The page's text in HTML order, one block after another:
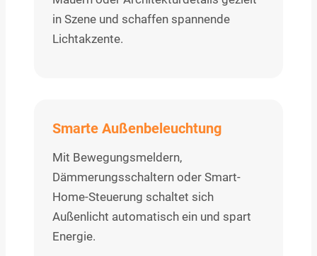
in Szene und schaffen spannende
Lichtakzente.
Smarte Außenbeleuchtung
Mit Bewegungsmeldern,
Dämmerungsschaltern oder Smart-
Home-Steuerung schaltet sich
Außenlicht automatisch ein und spart
Energie.